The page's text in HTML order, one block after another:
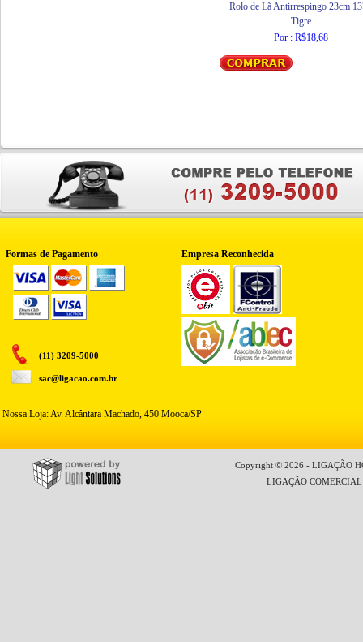
Rolo de Lã Antirrespingo 23cm
Tigre
Por : R$18,68
Formas de Pagamento Empresa Reconhecida
(11) 3209-5000
sac@ligacao.com.br
Nossa Loja: Av. Alcântara Machado, 450 Mooca/SP
Copyright © 2026 - LIGAÇÃO
LIGAÇÃO